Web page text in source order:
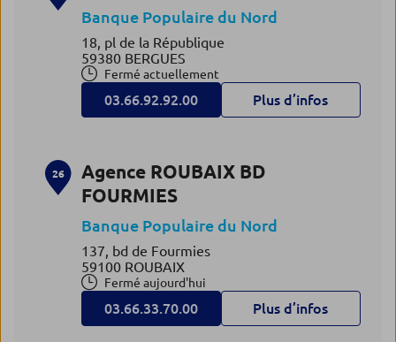
Banque Populaire du Nord
18, pl de la République
59380 BERGUES
Fermé actuellement
03.66.92.92.00 Plus d’infos
26
Agence ROUBAIX BD
FOURMIES
Banque Populaire du Nord
137, bd de Fourmies
59100 ROUBAIX
Fermé aujourd'hui
03.66.33.70.00 Plus d’infos